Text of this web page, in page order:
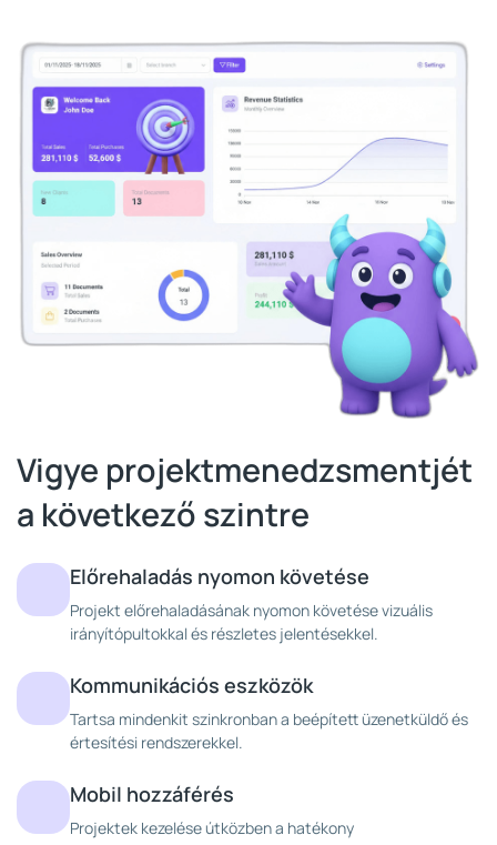
Vigye projektmenedzsmentjét
a következő szintre
Előrehaladás nyomon követése
Projekt előrehaladásának nyomon követése vizuális
irányítópultokkal és részletes jelentésekkel.
Kommunikációs eszközök
Tartsa mindenkit szinkronban a beépített üzenetküldő és
értesítési rendszerekkel.
Mobil hozzáférés
Projektek kezelése útközben a hatékony